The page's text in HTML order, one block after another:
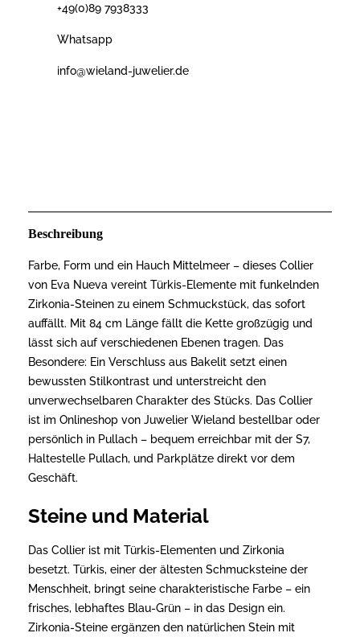
+49(0)89 7938333
Whatsapp
info@wieland-juwelier.de
Beschreibung
Farbe, Form und ein Hauch Mittelmeer – dieses Collier
von Eva Nueva vereint Türkis-Elemente mit funkelnden
Zirkonia-Steinen zu einem Schmuckstück, das sofort
auffällt. Mit 84 cm Länge fällt die Kette großzügig und
lässt sich auf verschiedenen Ebenen tragen. Das
Besondere: Ein Verschluss aus Bakelit setzt einen
bewussten Stilkontrast und unterstreicht den
unverwechselbaren Charakter des Stücks. Das Collier
ist im Onlineshop von Juwelier Wieland bestellbar oder
persönlich in Pullach – bequem erreichbar mit der S7,
Haltestelle Pullach, und Parkplätze direkt vor dem
Geschäft.
Steine und Material
Das Collier ist mit Türkis-Elementen und Zirkonia
besetzt. Türkis, einer der ältesten Schmucksteine der
Menschheit, bringt seine charakteristische Farbe – ein
frisches, lebhaftes Blau-Grün – in das Design ein.
Zirkonia-Steine ergänzen den natürlichen Stein mit